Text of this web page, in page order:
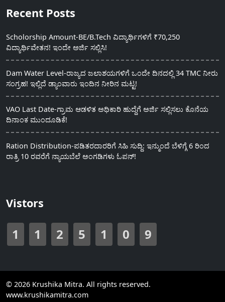
Recent Posts
Scholorship Amount-BE/B.Tech ವಿದ್ಯಾರ್ಥಿಗಳಿಗೆ ₹70,250
ವಿದ್ಯಾರ್ಥಿವೇತನ! ಇಂದೇ ಅರ್ಜಿ ಸಲ್ಲಿಸಿ!
Dam Water Level-ರಾಜ್ಯದ ಜಲಾಶಯಗಳಿಗೆ ಒಂದೇ ದಿನದಲ್ಲಿ 34 TMC ನೀರು
ಸಂಗ್ರಹ! ಇಲ್ಲಿದೆ ಡ್ಯಾಂವಾರು ಇಂದಿನ ನೀರಿನ ಮಟ್ಟ!
VAO Last Date-ಗ್ರಾಮ ಆಡಳಿತ ಅಧಿಕಾರಿ ಹುದ್ದೆಗೆ ಅರ್ಜಿ ಸಲ್ಲಿಸಲು ಕೊನೆಯ
ದಿನಾಂಕ ಮುಂದೂಡಿಕೆ!
Ration Distribution-ಪಡಿತರದಾರರಿಗೆ ಸಿಹಿ ಸುದ್ದಿ: ಇನ್ಮುಂದೆ ಬೆಳಿಗ್ಗೆ 6 ರಿಂದ
ರಾತ್ರಿ 10 ರವರೆಗೆ ನ್ಯಾಯಬೆಲೆ ಅಂಗಡಿಗಳು ಓಪನ್!
Vistors
1 1 2 5 1 0 9
© 2026 Krushika Mitra. All rights reserved.
www.krushikamitra.com